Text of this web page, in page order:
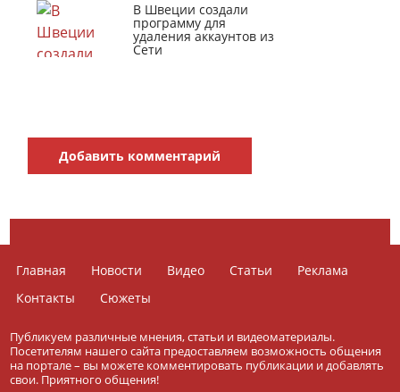
В Швеции создали
программу для
удаления аккаунтов из
Сети
Добавить комментарий
Главная Новости Видео Статьи
Реклама
Контакты
Сюжеты
Публикуем различные мнения, статьи и видеоматериалы.
Посетителям нашего сайта предоставляем возможность общения
на портале – вы можете комментировать публикации и добавлять
свои. Приятного общения!